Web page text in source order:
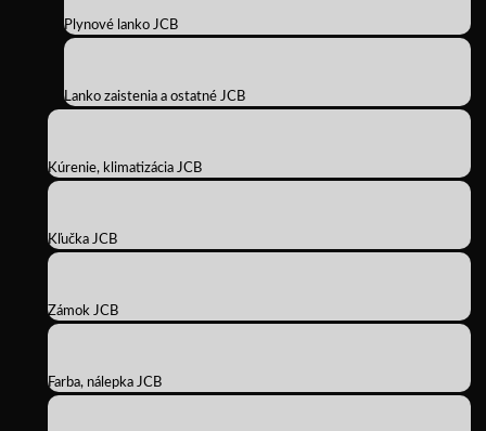
Plynové lanko JCB
Lanko zaistenia a ostatné JCB
Kúrenie, klimatizácia JCB
Kľučka JCB
Zámok JCB
Farba, nálepka JCB